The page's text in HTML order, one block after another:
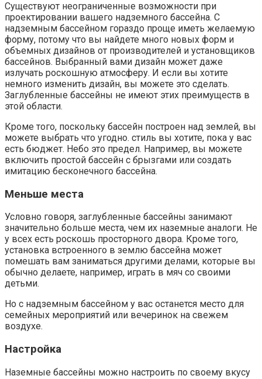
Существуют неограниченные возможности при
проектировании вашего надземного бассейна. С
надземным бассейном гораздо проще иметь желаемую
форму, потому что вы найдете много новых форм и
объемных дизайнов от производителей и установщиков
бассейнов. Выбранный вами дизайн может даже
излучать роскошную атмосферу. И если вы хотите
немного изменить дизайн, вы можете это сделать.
Заглубленные бассейны не имеют этих преимуществ в
этой области.
Кроме того, поскольку бассейн построен над землей, вы
можете выбрать что угодно. стиль вы хотите, пока у вас
есть бюджет. Небо это предел. Например, вы можете
включить простой бассейн с брызгами или создать
имитацию бесконечного бассейна.
Меньше места
Условно говоря, заглубленные бассейны занимают
значительно больше места, чем их наземные аналоги. Не
у всех есть роскошь просторного двора. Кроме того,
установка встроенного в землю бассейна может
помешать вам заниматься другими делами, которые вы
обычно делаете, например, играть в мяч со своими
детьми.
Но с надземным бассейном у вас останется место для
семейных мероприятий или вечеринок на свежем
воздухе.
Настройка
Наземные бассейны можно настроить по своему вкусу